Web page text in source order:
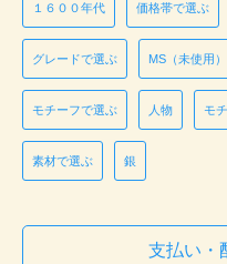
１６００年代 価格帯で選ぶ
グレードで選ぶ MS（未使用）
モチーフで選ぶ 人物 モ
素材で選ぶ 銀
支払い・